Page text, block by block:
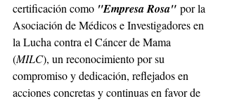
certificación como "Empresa Rosa" por la
Asociación de Médicos e Investigadores en
la Lucha contra el Cáncer de Mama
(MILC), un reconocimiento por su
compromiso y dedicación, reflejados en
acciones concretas y continuas en favor de